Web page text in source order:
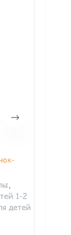
,
1-2
детей